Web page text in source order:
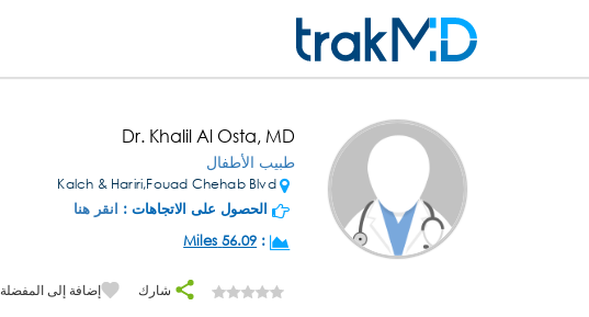
Dr. Khalil Al Osta, MD
طبيب الأطفال
Kalch & Hariri,Fouad Chehab Blvd
الحصول على الاتجاهات : انقر هنا
:
56.09 Miles
شارك إضافة إلى المفضلة